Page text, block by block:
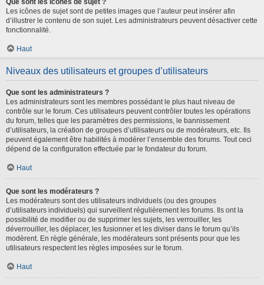
Les icônes de sujet sont de petites images que l’auteur peut insérer afin
d’illustrer le contenu de son sujet. Les administrateurs peuvent désactiver cette
fonctionnalité.
Haut
Niveaux des utilisateurs et groupes d’utilisateurs
Que sont les administrateurs ?
Les administrateurs sont les membres possédant le plus haut niveau de
contrôle sur le forum. Ces utilisateurs peuvent contrôler toutes les opérations
du forum, telles que les paramètres des permissions, le bannissement
d’utilisateurs, la création de groupes d’utilisateurs ou de modérateurs, etc. Ils
peuvent également être habilités à modérer l’ensemble des forums. Tout ceci
dépend de la configuration effectuée par le fondateur du forum.
Haut
Que sont les modérateurs ?
Les modérateurs sont des utilisateurs individuels (ou des groupes
d’utilisateurs individuels) qui surveillent régulièrement les forums. Ils ont la
possibilité de modifier ou de supprimer les sujets, les verrouiller, les
déverrouiller, les déplacer, les fusionner et les diviser dans le forum qu’ils
modèrent. En règle générale, les modérateurs sont présents pour que les
utilisateurs respectent les règles imposées sur le forum.
Haut